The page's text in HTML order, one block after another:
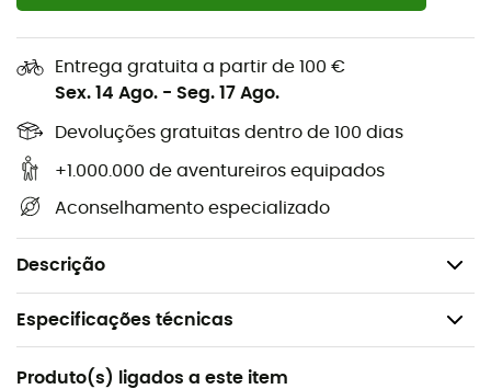
Entrega gratuita a partir de 100 €
Sex. 14 Ago. - Seg. 17 Ago.
Devoluções gratuitas dentro de 100 dias
+1.000.000 de aventureiros equipados
Aconselhamento especializado
Descrição
Pode ser aplicado em luvas molhadas e secas,
biodegradável, não inflamável, não perigoso,
Não contém fluorocarbonetos,
Desempenho garantido por 4 anos a partir da
data de fabricação,
Couro, tecido, luvas acolchoadas ou de materiais
Para suas luvas de lã, use Nikwax Polar Proof.
Especificações técnicas
Recomendado para
Produto(s) ligados a este item